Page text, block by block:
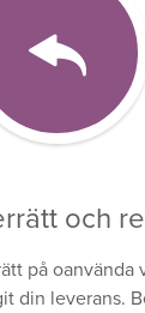
och
på oanvända
din leverans.